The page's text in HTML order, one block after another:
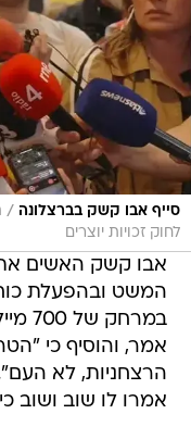
סייף אבו קשק בברצלונה /
לחוק זכויות יוצרים
אבו קשק האשים
המשט ובהפעלת
אמר, והוסיף כי
הרצחניות, לא
אמרו לו שוב ושוב